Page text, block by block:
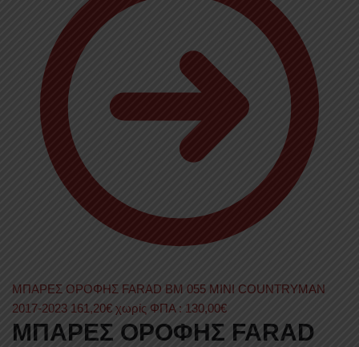
ΜΠΑΡΕΣ ΟΡΟΦΗΣ FARAD BM 055 MINI COUNTRYMAN
2017-2023 161,20€ χωρίς ΦΠΑ : 130,00€
ΜΠΑΡΕΣ ΟΡΟΦΗΣ FARAD